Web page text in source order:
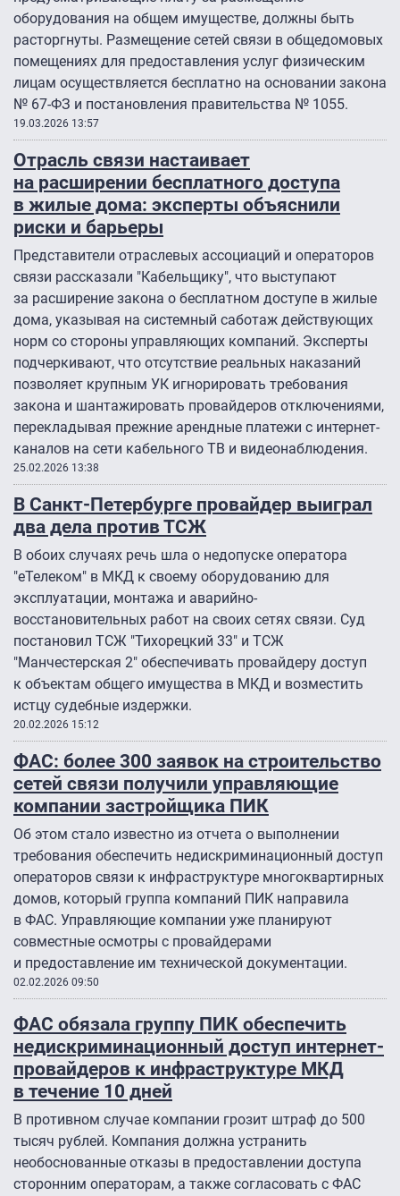
оборудования на общем имуществе, должны быть
расторгнуты. Размещение сетей связи в общедомовых
помещениях для предоставления услуг физическим
лицам осуществляется бесплатно на основании закона
№ 67-ФЗ и постановления правительства № 1055.
19.03.2026 13:57
Отрасль связи настаивает
на расширении бесплатного доступа
в жилые дома: эксперты объяснили
риски и барьеры
Представители отраслевых ассоциаций и операторов
связи рассказали "Кабельщику", что выступают
за расширение закона о бесплатном доступе в жилые
дома, указывая на системный саботаж действующих
норм со стороны управляющих компаний. Эксперты
подчеркивают, что отсутствие реальных наказаний
позволяет крупным УК игнорировать требования
закона и шантажировать провайдеров отключениями,
перекладывая прежние арендные платежи с интернет-
каналов на сети кабельного ТВ и видеонаблюдения.
25.02.2026 13:38
В Санкт-Петербурге провайдер выиграл
два дела против ТСЖ
В обоих случаях речь шла о недопуске оператора
"еТелеком" в МКД к своему оборудованию для
эксплуатации, монтажа и аварийно-
восстановительных работ на своих сетях связи. Суд
постановил ТСЖ "Тихорецкий 33″ и ТСЖ
"Манчестерская 2″ обеспечивать провайдеру доступ
к объектам общего имущества в МКД и возместить
истцу судебные издержки.
20.02.2026 15:12
ФАС: более 300 заявок на строительство
сетей связи получили управляющие
компании застройщика ПИК
Об этом стало известно из отчета о выполнении
требования обеспечить недискриминационный доступ
операторов связи к инфраструктуре многоквартирных
домов, который группа компаний ПИК направила
в ФАС. Управляющие компании уже планируют
совместные осмотры с провайдерами
и предоставление им технической документации.
02.02.2026 09:50
ФАС обязала группу ПИК обеспечить
недискриминационный доступ интернет-
провайдеров к инфраструктуре МКД
в течение 10 дней
В противном случае компании грозит штраф до 500
тысяч рублей. Компания должна устранить
необоснованные отказы в предоставлении доступа
сторонним операторам, а также согласовать с ФАС